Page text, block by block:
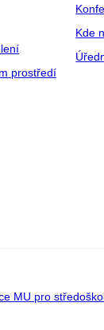
prostředí
Kde
MU pro